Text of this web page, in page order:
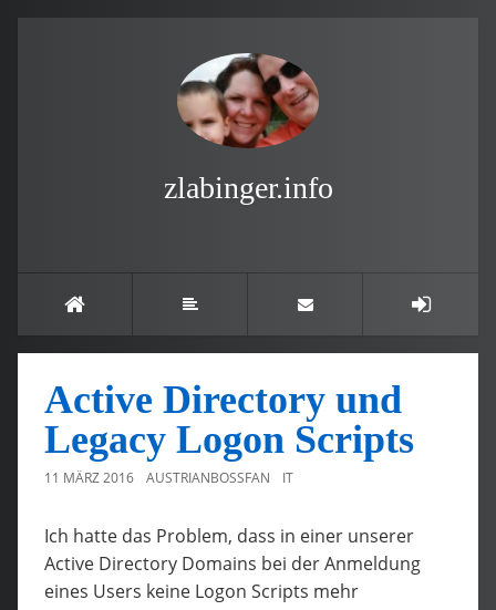
zlabinger.info
Active Directory und
Legacy Logon Scripts
11 MÄRZ 2016 AUSTRIANBOSSFAN IT
Ich hatte das Problem, dass in einer unserer
Active Directory Domains bei der Anmeldung
eines Users keine Logon Scripts mehr